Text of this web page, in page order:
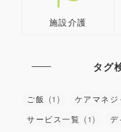
施設介護
タグ
ご飯 (1) ケアマネジ
サービス一覧 (1) デ